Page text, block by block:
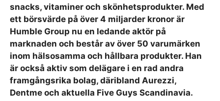
snacks, vitaminer och skönhetsprodukter. Med
ett börsvärde på över 4 miljarder kronor är
Humble Group nu en ledande aktör på
marknaden och består av över 50 varumärken
inom hälsosamma och hållbara produkter. Han
är också aktiv som delägare i en rad andra
framgångsrika bolag, däribland Aurezzi,
Dentme och aktuella Five Guys Scandinavia.